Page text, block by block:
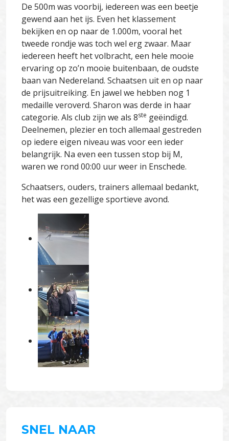
De 500m was voorbij, iedereen was een beetje
gewend aan het ijs. Even het klassement
bekijken en op naar de 1.000m, vooral het
tweede rondje was toch wel erg zwaar. Maar
iedereen heeft het volbracht, een hele mooie
ervaring op zo’n mooie buitenbaan, de oudste
baan van Nedereland. Schaatsen uit en op naar
de prijsuitreiking. En jawel we hebben nog 1
medaille veroverd. Sharon was derde in haar
categorie. Als club zijn we als 8ste geëindigd.
Deelnemen, plezier en toch allemaal gestreden
op iedere eigen niveau was voor een ieder
belangrijk. Na even een tussen stop bij M,
waren we rond 00:00 uur weer in Enschede.
Schaatsers, ouders, trainers allemaal bedankt,
het was een gezellige sportieve avond.
SNEL NAAR